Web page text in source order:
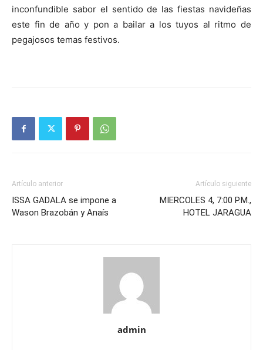
inconfundible sabor el sentido de las fiestas navideñas
este fin de año y pon a bailar a los tuyos al ritmo de
pegajosos temas festivos.
Artículo anterior
ISSA GADALA se impone a
Wason Brazobán y Anaís
Artículo siguiente
MIERCOLES 4, 7:00 P.M.,
HOTEL JARAGUA
admin